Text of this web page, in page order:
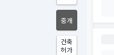
중개
건축
허가